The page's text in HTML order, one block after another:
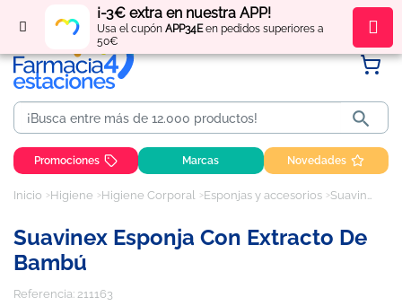
¡-3€ extra en nuestra APP!
Usa el cupón APP34Een pedidos superiores a
50€
Regístratey obténpuntos por tus compras

Promociones Marcas Novedades
Inicio Higiene Higiene Corporal Esponjas y accesorios Suavinex esponja con extracto de bambú
Suavinex Esponja Con Extracto De
Bambú
Referencia: 211163